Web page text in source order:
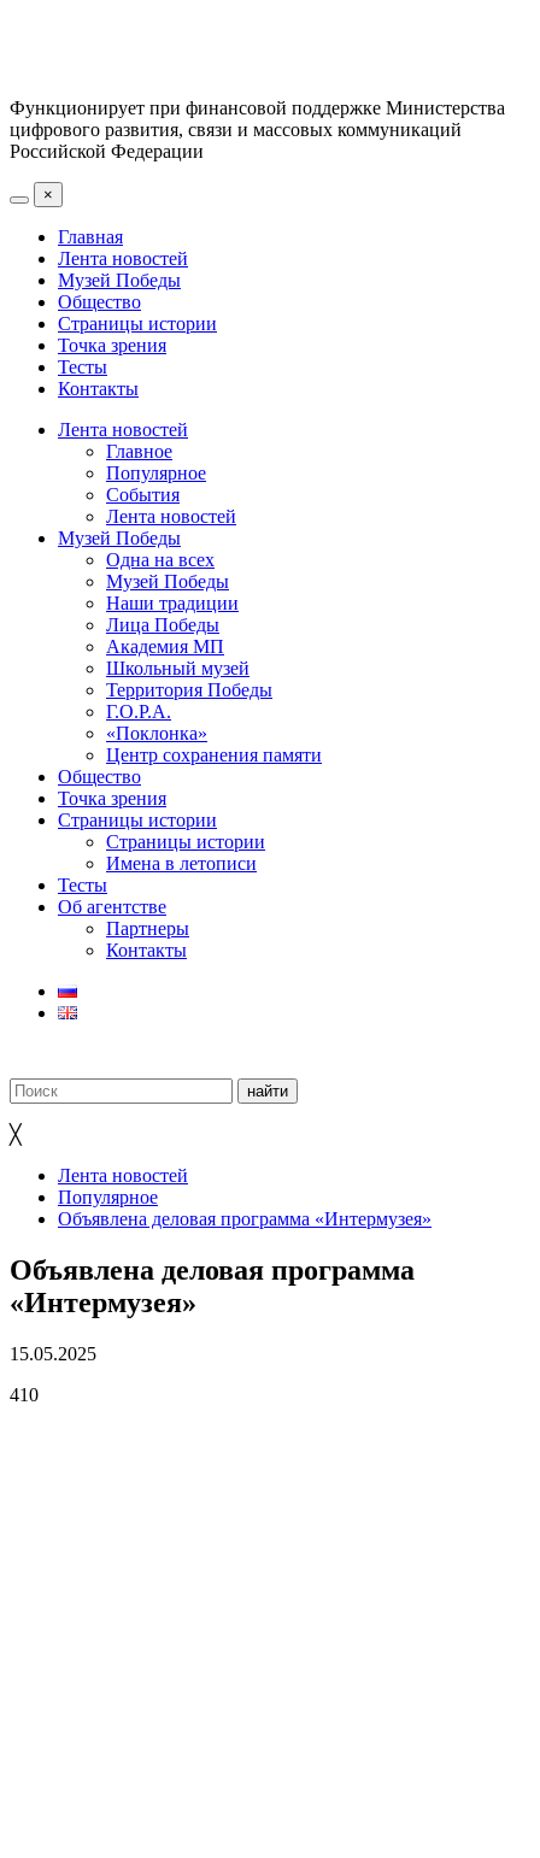
Функционирует при финансовой поддержке Министерства
цифрового развития, связи и массовых коммуникаций
Российской Федерации
×
Главная
Лента новостей
Музей Победы
Общество
Страницы истории
Точка зрения
Тесты
Контакты
Лента новостей
Главное
Популярное
События
Лента новостей
Музей Победы
Одна на всех
Музей Победы
Наши традиции
Лица Победы
Академия МП
Школьный музей
Территория Победы
Г.О.Р.А.
«Поклонка»
Центр сохранения памяти
Общество
Точка зрения
Страницы истории
Страницы истории
Имена в летописи
Тесты
Об агентстве
Партнеры
Контакты
╳
Лента новостей
Популярное
Объявлена деловая программа «Интермузея»
Объявлена деловая программа
«Интермузея»
15.05.2025
410